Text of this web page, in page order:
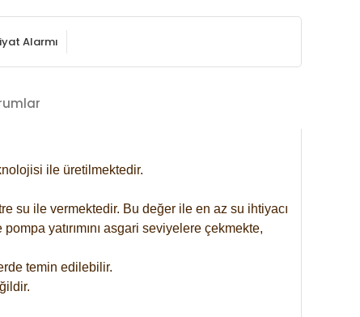
Alarmı
ile üretilmektedir.
su ile vermektedir. Bu değer ile en az su ihtiyacı
yatırımını asgari seviyelere çekmekte,
temin edilebilir.